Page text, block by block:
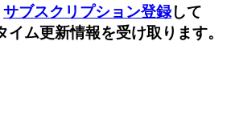
サブスクリプション登録して
ム更新情報を受け取ります。